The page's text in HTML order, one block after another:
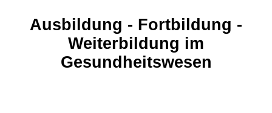
Ausbildung - Fortbildung -
Weiterbildung im
Gesundheitswesen